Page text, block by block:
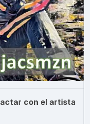
con el artista